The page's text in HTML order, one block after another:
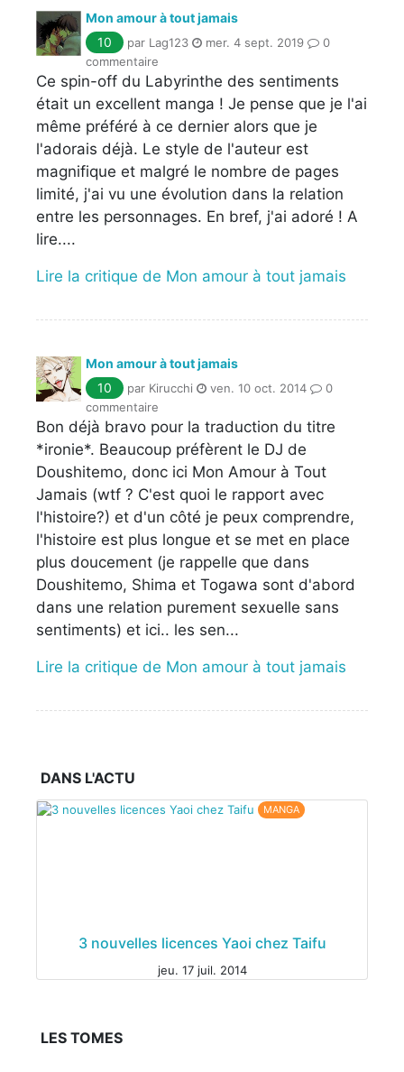
Mon amour à tout jamais
10
par Lag123 mer. 4 sept. 2019
0
commentaire
Ce spin-off du Labyrinthe des sentiments
était un excellent manga ! Je pense que je l'ai
même préféré à ce dernier alors que je
l'adorais déjà. Le style de l'auteur est
magnifique et malgré le nombre de pages
limité, j'ai vu une évolution dans la relation
entre les personnages. En bref, j'ai adoré ! A
lire....
Lire la critique de Mon amour à tout jamais
Mon amour à tout jamais
10
par Kirucchi ven. 10 oct. 2014
0
commentaire
Bon déjà bravo pour la traduction du titre
*ironie*. Beaucoup préfèrent le DJ de
Doushitemo, donc ici Mon Amour à Tout
Jamais (wtf ? C'est quoi le rapport avec
l'histoire?) et d'un côté je peux comprendre,
l'histoire est plus longue et se met en place
plus doucement (je rappelle que dans
Doushitemo, Shima et Togawa sont d'abord
dans une relation purement sexuelle sans
sentiments) et ici.. les sen...
Lire la critique de Mon amour à tout jamais
DANS L'ACTU
MANGA
3 nouvelles licences Yaoi chez Taifu
jeu. 17 juil. 2014
LES TOMES